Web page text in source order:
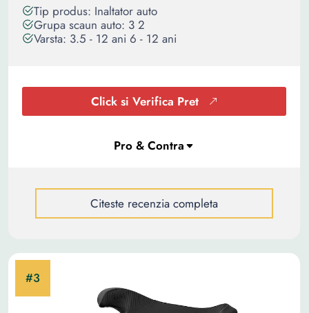
Tip produs: Inaltator auto
Grupa scaun auto: 3 2
Varsta: 3.5 - 12 ani 6 - 12 ani
Click si Verifica Pret
Citeste recenzia completa